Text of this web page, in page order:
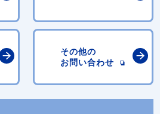
その他の
お問い合わせ